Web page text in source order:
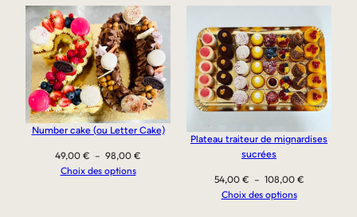
Number cake (ou Letter Cake)
49,00 € – 98,00 €
Choix des options
Plateau traiteur de mignardises
sucrées
54,00 € – 108,00 €Plage
Choix des options